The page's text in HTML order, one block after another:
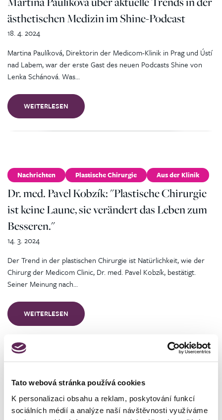
Tato webová stránka používá cookies
K personalizaci obsahu a reklam, poskytování funkcí
sociálních médií a analýze naší návštěvnosti využíváme
ästhetischen Medizin im Shine-Podcast
Martina Paulíková, Direktorin der Medicom-Klinik in Prag und Ústí
nad Labem, war der erste Gast des neuen Podcasts Shine von
Lenka Schánová. Was…
WEITERLESEN
18. 4. 2024
Dr. med. Pavel Kobzík: "Plastische Chirurgie
ist keine Laune, sie verändert das Leben zum
Besseren."
Nachrichten Plastische Chirurgie Aus der Klinik
Der Trend in der plastischen Chirurgie ist Natürlichkeit, wie der
Chirurg der Medicom Clinic, Dr. med. Pavel Kobzík, bestätigt.
Seiner Meinung nach…
WEITERLESEN
14. 3. 2024
Sei der Star deiner Geschichte: Medicom
Clinic spendet 10 plastische Operationen
Nachrichten Plastische Chirurgie